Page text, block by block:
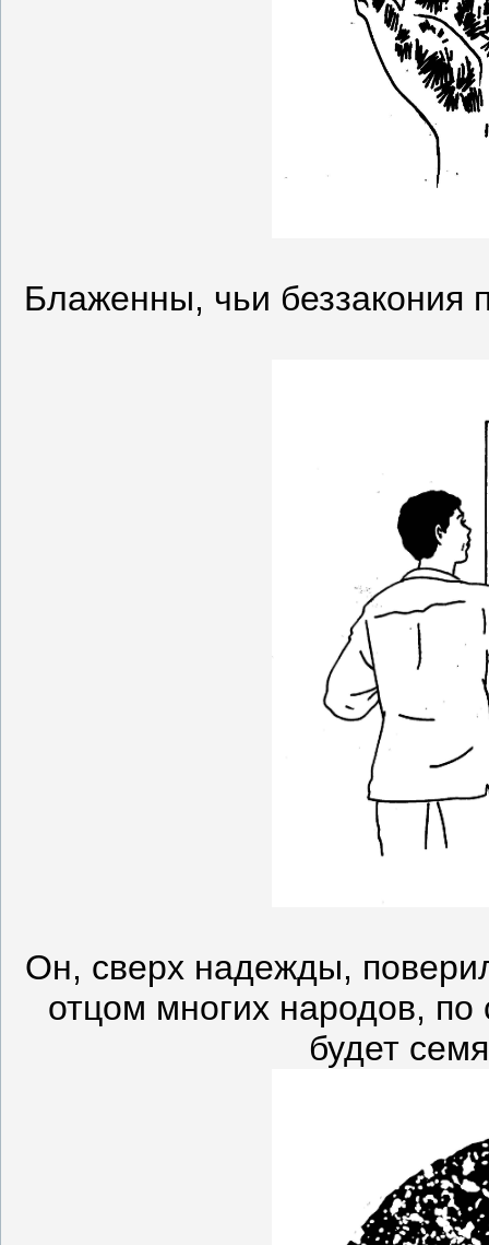
Блаженны, чьи беззакония
Он, сверх надежды,
отцом многих народов, по
будет